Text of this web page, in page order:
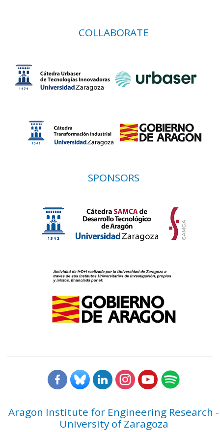
COLLABORATE
SPONSORS
Aragon Institute for Engineering Research -
University of Zaragoza